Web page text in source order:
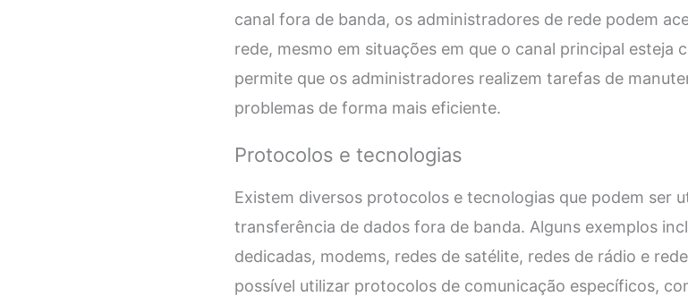
canal fora de banda, os administradores de rede podem
rede, mesmo em situações em que o canal principal esteja
permite que os administradores realizem tarefas de
problemas de forma mais eficiente.
Protocolos e tecnologias
Existem diversos protocolos e tecnologias que podem ser
transferência de dados fora de banda. Alguns exemplos
dedicadas, modems, redes de satélite, redes de rádio e
possível utilizar protocolos de comunicação específicos,